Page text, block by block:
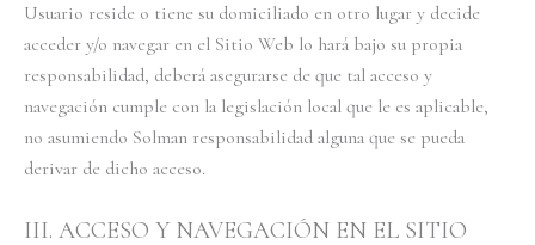
Usuario reside o tiene su domiciliado en otro lugar y decide
acceder y/o navegar en el Sitio Web lo hará bajo su propia
responsabilidad, deberá asegurarse de que tal acceso y
navegación cumple con la legislación local que le es aplicable,
no asumiendo Solman responsabilidad alguna que se pueda
derivar de dicho acceso.
III. ACCESO Y NAVEGACIÓN EN EL SITIO